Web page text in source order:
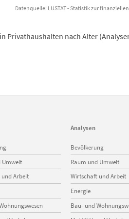
Datenquelle: LUSTAT - Statistik zur
Privathaushalten nach Alter
Umwelt
Arbeit
Analysen
Navigation
überspringen
Bevölkerung
Raum und Umwelt
Wirtschaft und Arbeit
Energie
Bau- und